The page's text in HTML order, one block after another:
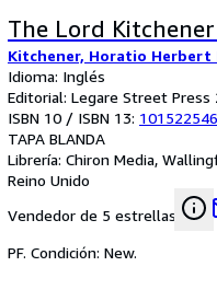
The Lord
Kitchener, Horatio Herbert
Idioma: Inglés
Editorial: Legare Street Press
ISBN 10 / ISBN 13:
TAPA BLANDA
Librería: Chiron Media,
Reino Unido
Vendedor de 5 estrellas
PF. Condición: New.